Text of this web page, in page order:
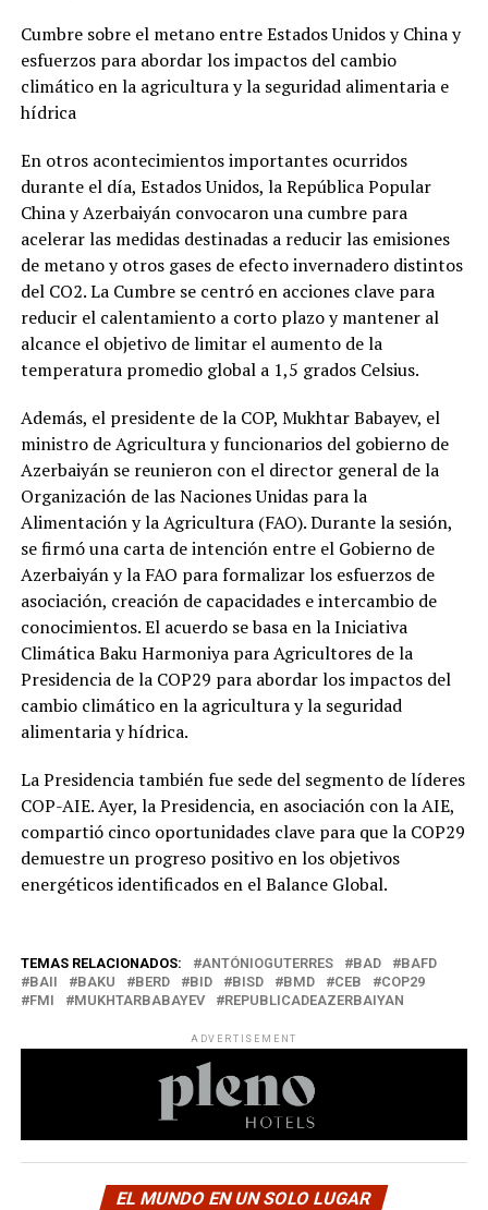
Cumbre sobre el metano entre Estados Unidos y China y
esfuerzos para abordar los impactos del cambio
climático en la agricultura y la seguridad alimentaria e
hídrica
En otros acontecimientos importantes ocurridos
durante el día, Estados Unidos, la República Popular
China y Azerbaiyán convocaron una cumbre para
acelerar las medidas destinadas a reducir las emisiones
de metano y otros gases de efecto invernadero distintos
del CO2. La Cumbre se centró en acciones clave para
reducir el calentamiento a corto plazo y mantener al
alcance el objetivo de limitar el aumento de la
temperatura promedio global a 1,5 grados Celsius.
Además, el presidente de la COP, Mukhtar Babayev, el
ministro de Agricultura y funcionarios del gobierno de
Azerbaiyán se reunieron con el director general de la
Organización de las Naciones Unidas para la
Alimentación y la Agricultura (FAO). Durante la sesión,
se firmó una carta de intención entre el Gobierno de
Azerbaiyán y la FAO para formalizar los esfuerzos de
asociación, creación de capacidades e intercambio de
conocimientos. El acuerdo se basa en la Iniciativa
Climática Baku Harmoniya para Agricultores de la
Presidencia de la COP29 para abordar los impactos del
cambio climático en la agricultura y la seguridad
alimentaria y hídrica.
La Presidencia también fue sede del segmento de líderes
COP-AIE. Ayer, la Presidencia, en asociación con la AIE,
compartió cinco oportunidades clave para que la COP29
demuestre un progreso positivo en los objetivos
energéticos identificados en el Balance Global.
TEMAS RELACIONADOS: ANTÓNIOGUTERRES BAD
BAFD
BAII
BAKU BERD BID BISD BMD CEB
COP29
FMI
MUKHTARBABAYEV REPUBLICADEAZERBAIYAN
ADVERTISEMENT
EL MUNDO EN UN SOLO LUGAR